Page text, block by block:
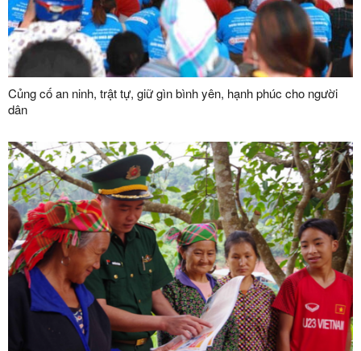
Củng cố an ninh, trật tự, giữ gìn bình yên, hạnh phúc cho người
dân